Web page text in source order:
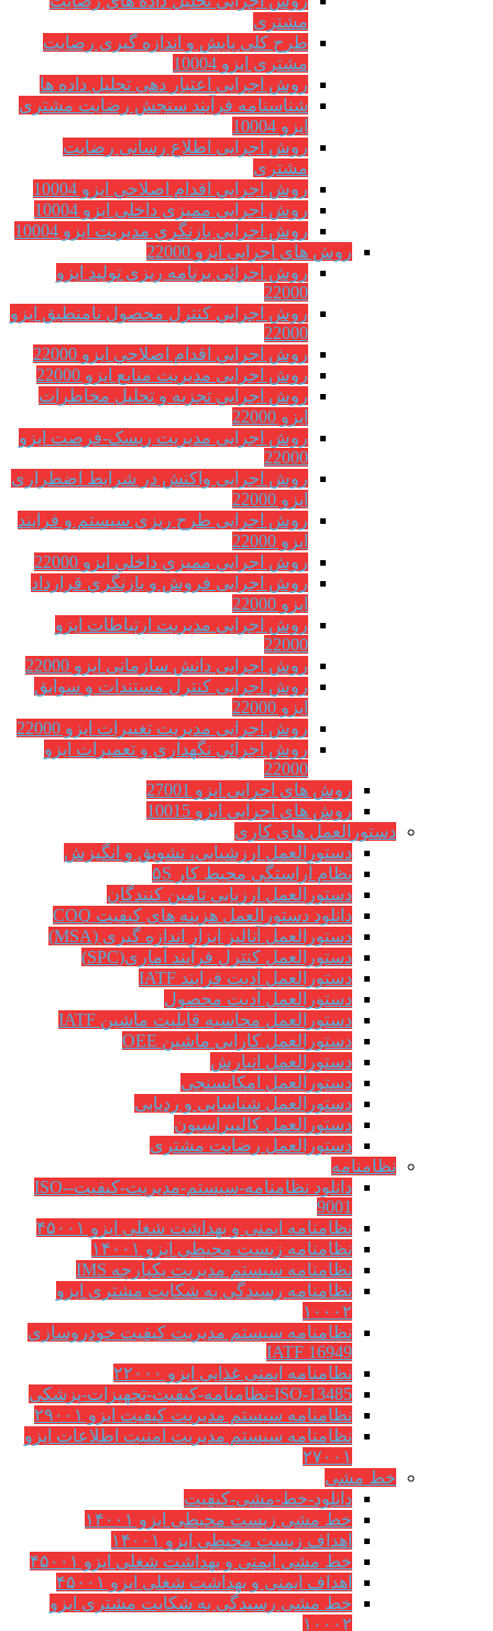
مشتری
طرح کلی پایش و اندازه گیری رضایت
مشتری ایزو 10004
روش اجرایی اعتبار دهی تحلیل داده ها
شناسنامه فرآیند سنجش رضایت مشتری
ایزو 10004
روش اجرایی اطلاع رسانی رضایت
مشتری
روش اجرايي اقدام اصلاحي ایزو 10004
روش اجرایی ممیزی داخلی ایزو 10004
روش اجرايي بازنگري مديريت ایزو 10004
روش های اجرایی ایزو 22000
روش اجرائی برنامه ريزی توليد ایزو
22000
روش اجرايي كنترل محصول نامنطبق ایزو
22000
روش اجرايي اقدام اصلاحي ایزو 22000
روش اجرایی مدیریت منابع ایزو 22000
روش اجرايي تجزیه و تحلیل مخاطرات
ایزو 22000
روش اجرایی مدیریت ریسک-فرصت ایزو
22000
روش اجرایی واکنش در شرایط اضطراری
ایزو 22000
روش اجرایی طرح ریزی سیستم و فرایند
ایزو 22000
روش اجرايي مميزي داخلي ایزو 22000
روش اجرایی فروش و بازنگري قرارداد
ایزو 22000
روش اجرایی مدیریت ارتباطات ایزو
22000
روش اجرایی دانش سازمانی ایزو 22000
روش اجرایی کنترل مستندات و سوابق
ایزو 22000
روش اجرایی مدیریت تغییرات ایزو 22000
روش اجرائي نگهداري و تعميرات ایزو
22000
روش های اجرایی ایزو 27001
روش های اجرایی ایزو 10015
دستورالعمل های کاری
دستورالعمل ارزشیابی، تشویق و انگیزش
نظام آراستگی محیط کار ۵S
دستورالعمل ارزیابی تامین کنندگان
دانلود دستورالعمل هزینه های کیفیت COQ
دستورالعمل آنالیز ابزار اندازه گیری (MSA)
دستورالعمل کنترل فرآیند آماری(SPC)
دستورالعمل آدیت فرایند IATF
دستورالعمل آدیت محصول
دستورالعمل محاسبه قابلیت ماشین IATF
دستورالعمل کارایی ماشین OEE
دستورالعمل انبارش
دستورالعمل امکانسنجی
دستورالعمل شناسایی و ردیابی
دستورالعمل کالیبراسیون
دستورالعمل رضایت مشتری
نظامنامه
دانلود نظامنامه-سیستم-مدیریت-کیفیت-ISO-
9001
نظامنامه ایمنی و بهداشت شغلی ایزو ۴۵۰۰۱
نظامنامه زیست محیطی ایزو ۱۴۰۰۱
نظامنامه سیستم مدیریت یکپارچه IMS
نظامنامه رسیدگی به شکایت مشتری ایزو
۱۰۰۰۲
نظامنامه سیستم مدیریت کیفیت خودروسازی
IATF 16949
نظامنامه ایمنی غذایی ایزو ۲۲۰۰۰
ISO-13485-نظامنامه-کیفیت-تجهیزات-پزشکی
نظامنامه سیستم مدیریت کیفیت ایزو ۲۹۰۰۱
نظامنامه سیستم مدیریت امنیت اطلاعات ایزو
۲۷۰۰۱
خط مشی
دانلود-خط-مشی-کیفیت
خط مشی زیست محیطی ایزو ۱۴۰۰۱
اهداف زیست محیطی ایزو ۱۴۰۰۱
خط مشی ایمنی و بهداشت شغلی ایزو ۴۵۰۰۱
اهداف ایمنی و بهداشت شغلی ایزو ۴۵۰۰۱
خط مشی رسیدگی به شکایت مشتری ایزو
۱۰۰۰۲